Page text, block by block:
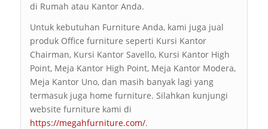
di Rumah atau Kantor Anda.
Untuk kebutuhan Furniture Anda, kami juga jual
produk Office furniture seperti Kursi Kantor
Chairman, Kursi Kantor Savello, Kursi Kantor High
Point, Meja Kantor High Point, Meja Kantor Modera,
Meja Kantor Uno, dan masih banyak lagi yang
termasuk juga home furniture. Silahkan kunjungi
website furniture kami di
https://megahfurniture.com/.